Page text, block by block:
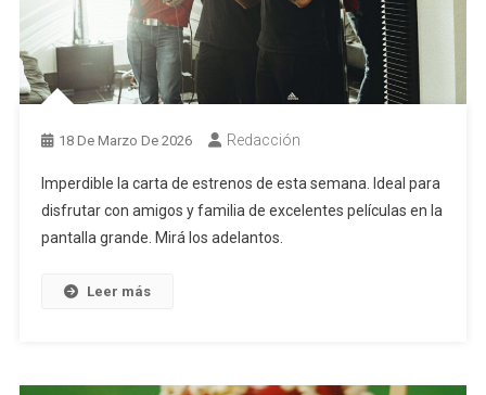
18 De Marzo De 2026 Redacción
Imperdible la carta de estrenos de esta semana. Ideal para
disfrutar con amigos y familia de excelentes películas en la
pantalla grande. Mirá los adelantos.
Leer más